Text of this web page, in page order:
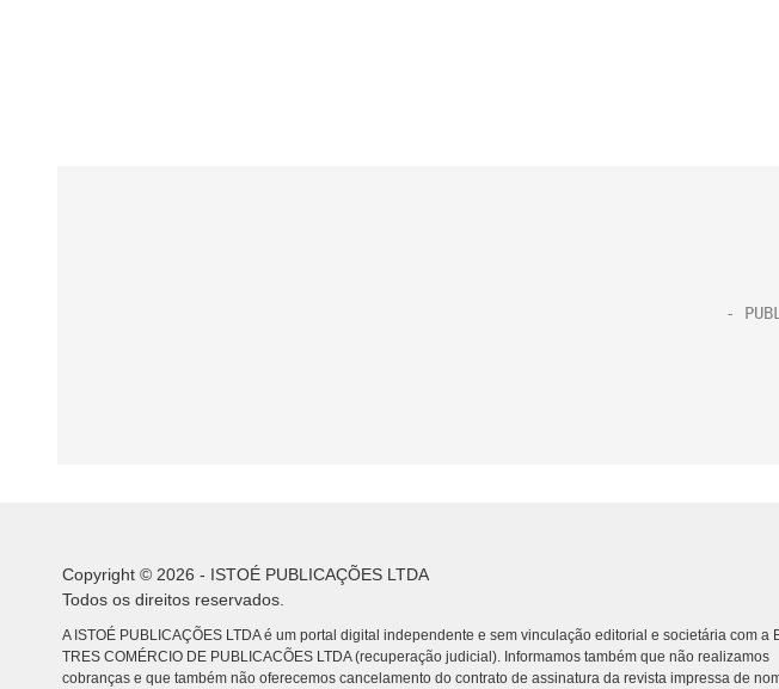
Copyright © 2026 - ISTOÉ PUBLICAÇÕES LTDA
Todos os direitos reservados.
A ISTOÉ PUBLICAÇÕES LTDA é um portal digital independente e sem vinculação editorial e societária com a
TRES COMÉRCIO DE PUBLICACÕES LTDA (recuperação judicial). Informamos também que não realizamos
cobranças e que também não oferecemos cancelamento do contrato de assinatura da revista impressa de